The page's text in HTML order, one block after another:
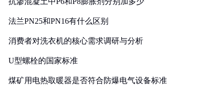
法兰PN25和PN16有什么区别
消费者对洗衣机的核心需求调研与分析
U型螺栓的国家标准
煤矿用电热取暖器是否符合防爆电气设备标准